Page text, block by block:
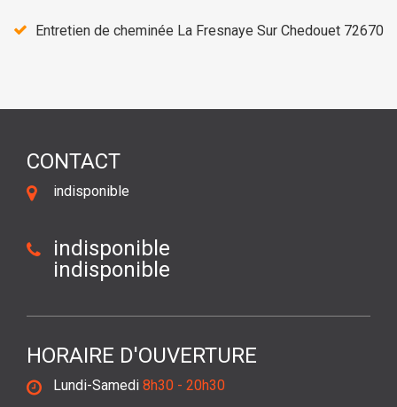
Entretien de cheminée La Fresnaye Sur Chedouet 72670
CONTACT
indisponible
indisponible
indisponible
HORAIRE D'OUVERTURE
Lundi-Samedi 8h30 - 20h30